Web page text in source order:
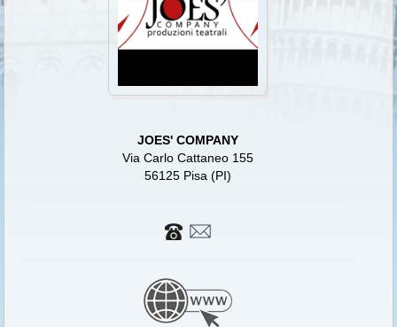
JOES' COMPANY
Via Carlo Cattaneo 155
56125 Pisa (PI)